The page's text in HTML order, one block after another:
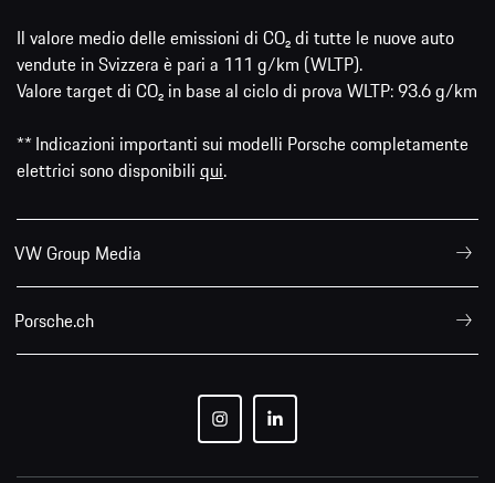
Il valore medio delle emissioni di CO₂ di tutte le nuove auto
vendute in Svizzera è pari a 111 g/km (WLTP).
Valore target di CO₂ in base al ciclo di prova WLTP: 93.6 g/km
** Indicazioni importanti sui modelli Porsche completamente
elettrici sono disponibili qui.
VW Group Media
Porsche.ch